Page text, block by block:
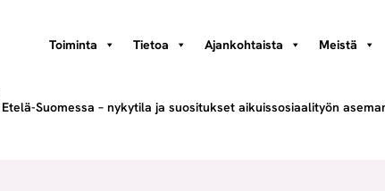
Toiminta Tietoa Ajankohtaista Meistä
Suomessa – nykytila ja suositukset aikuissosiaalityön